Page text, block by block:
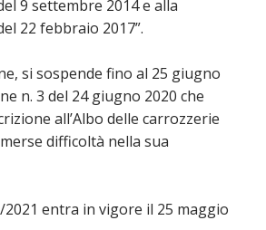
9 settembre 2014 e alla
22 febbraio 2017”.
si sospende fino al 25 giugno
n. 3 del 24 giugno 2020 che
all’Albo delle carrozzerie
difficoltà nella sua
entra in vigore il 25 maggio